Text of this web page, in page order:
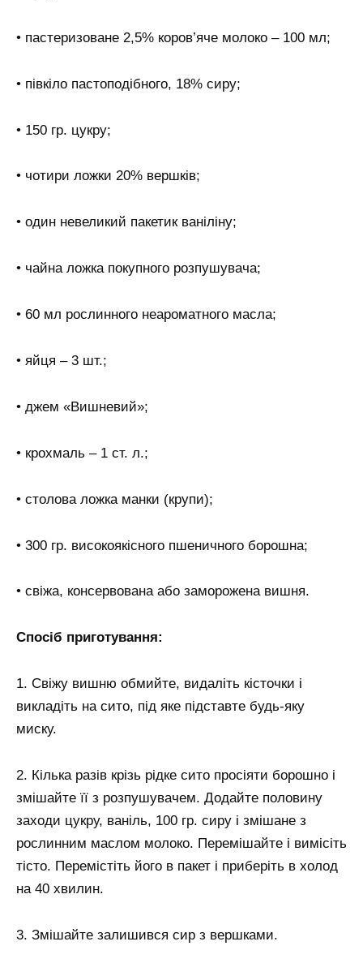
• пастеризоване 2,5% коров’яче молоко – 100 мл;
• півкіло пастоподібного, 18% сиру;
• 150 гр. цукру;
• чотири ложки 20% вершків;
• один невеликий пакетик ваніліну;
• чайна ложка покупного розпушувача;
• 60 мл рослинного неароматного масла;
• яйця – 3 шт.;
• джем «Вишневий»;
• крохмаль – 1 ст. л.;
• столова ложка манки (крупи);
• 300 гр. високоякісного пшеничного борошна;
• свіжа, консервована або заморожена вишня.
Спосіб приготування:
1. Свіжу вишню обмийте, видаліть кісточки і
викладіть на сито, під яке підставте будь-яку
миску.
2. Кілька разів крізь рідке сито просіяти борошно і
змішайте її з розпушувачем. Додайте половину
заходи цукру, ваніль, 100 гр. сиру і змішане з
рослинним маслом молоко. Перемішайте і вимісіть
тісто. Перемістіть його в пакет і приберіть в холод
на 40 хвилин.
3. Змішайте залишився сир з вершками.